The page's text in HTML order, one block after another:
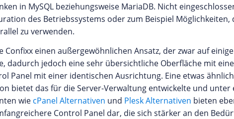
in MySQL beziehungsweise MariaDB. Nicht
des Betriebssystems oder zum Beispiel Möglichkeiten,
zu verwenden.
einen außergewöhnlichen Ansatz, der zwar auf einige
dadurch jedoch eine sehr übersichtliche Oberfläche mit
Panel mit einer identischen Ausrichtung. Eine etwas
bietet das für die Server-Verwaltung entwickelte und unter
wie cPanel Alternativen und Plesk Alternativen bieten
Control Panel dar, die sich stärker an den